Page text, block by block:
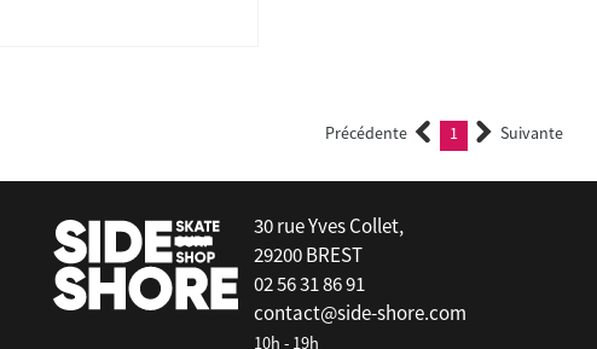
Précédente 1 (current)Suivante
30 rue Yves Collet,
29200 BREST
02 56 31 86 91
contact@side-shore.com
10h - 19h